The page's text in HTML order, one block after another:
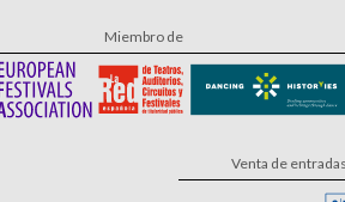
Miembro de
Venta de entradas